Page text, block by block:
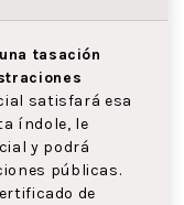
una tasación
satisfará esa
índole, le
y podrá
públicas.
de